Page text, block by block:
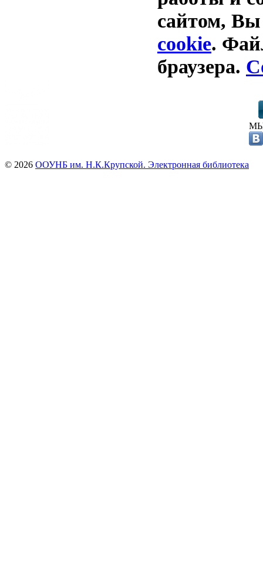
сайтом, Вы
cookie.
браузера.
© 2026 ООУНБ им. Н.К.Крупской. Электронная библиотека